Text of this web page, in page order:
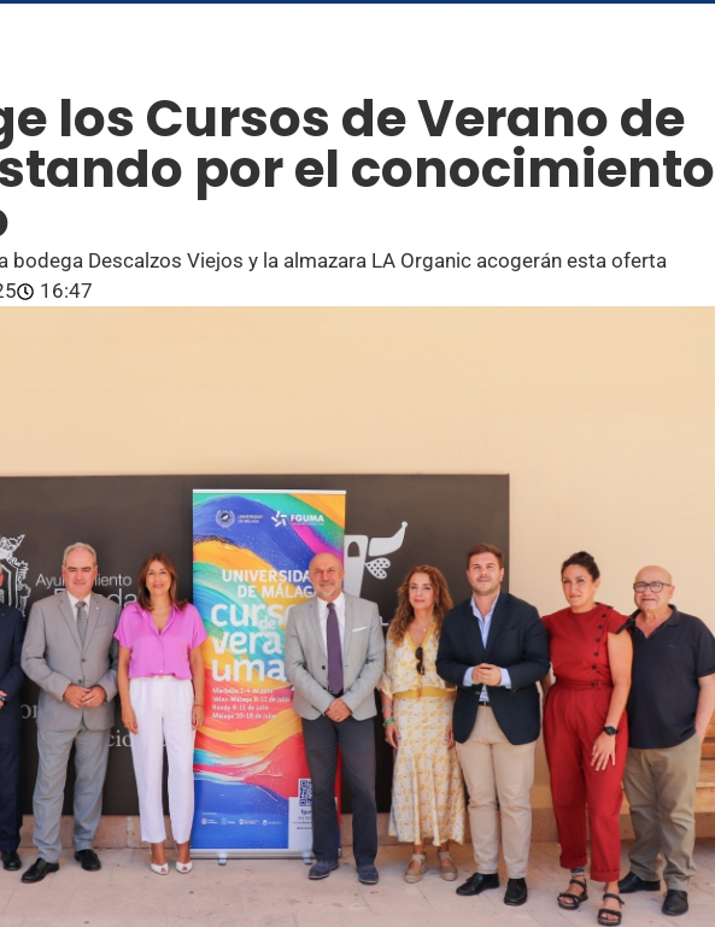
los Cursos de Verano de
por el conocimiento
bodega Descalzos Viejos y la almazara LA Organic acogerán esta oferta
16:47